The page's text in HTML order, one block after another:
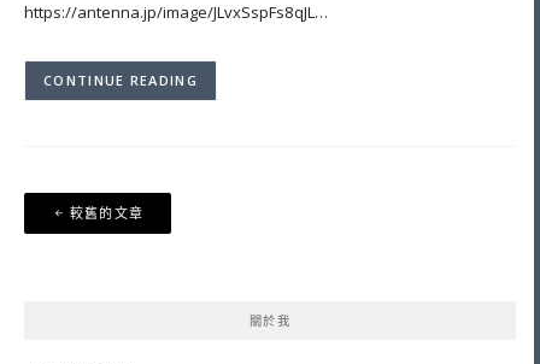
https://antenna.jp/image/JLvxSspFs8qJL…
CONTINUE READING
文
章
較舊的文章
關於我